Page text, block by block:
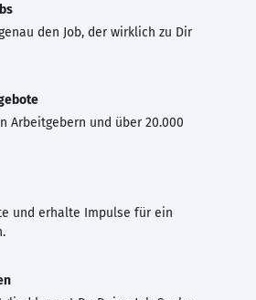
den Job, der wirklich zu Dir
Arbeitgebern und über 20.000
und erhalte Impulse für ein